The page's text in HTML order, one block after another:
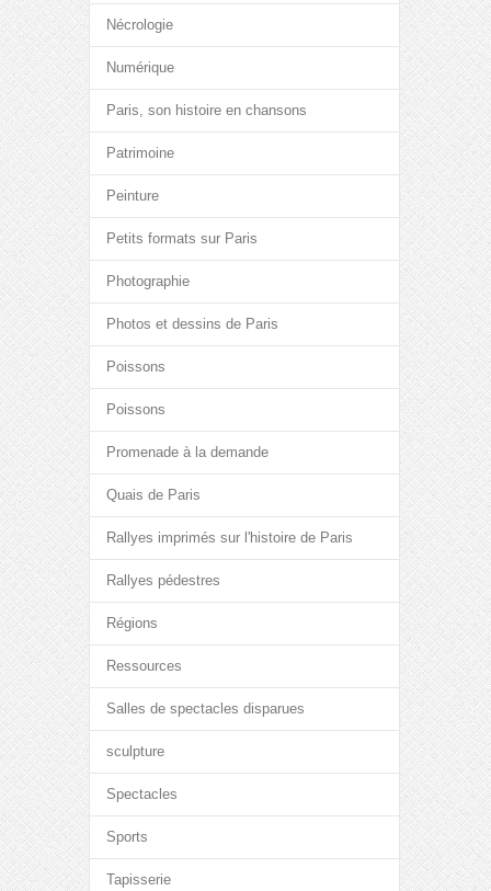
Nécrologie
Numérique
Paris, son histoire en chansons
Patrimoine
Peinture
Petits formats sur Paris
Photographie
Photos et dessins de Paris
Poissons
Poissons
Promenade à la demande
Quais de Paris
Rallyes imprimés sur l'histoire de Paris
Rallyes pédestres
Régions
Ressources
Salles de spectacles disparues
sculpture
Spectacles
Sports
Tapisserie